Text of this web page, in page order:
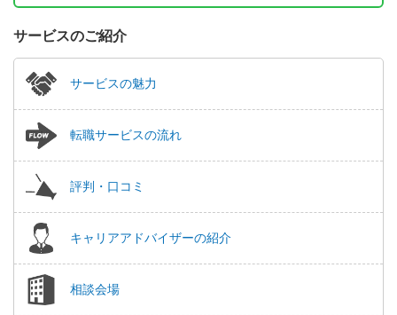
サービスのご紹介
サービスの魅力
転職サービスの流れ
評判・口コミ
キャリアアドバイザーの紹介
相談会場